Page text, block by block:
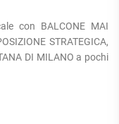
con BALCONE MAI
STRATEGICA,
DI MILANO a pochi